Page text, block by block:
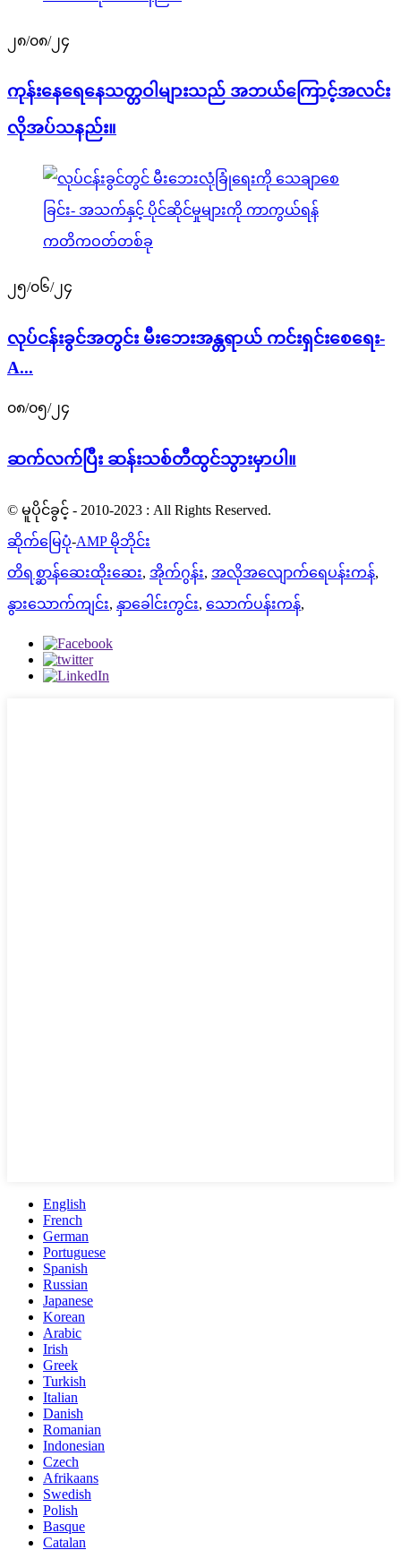
၂၈/၀၈/၂၄
ကုန်းနေရေနေသတ္တဝါများသည် အဘယ်ကြောင့်အလင်း
လိုအပ်သနည်း။
၂၅/၀၆/၂၄
လုပ်ငန်းခွင်အတွင်း မီးဘေးအန္တရာယ် ကင်းရှင်းစေရေး-
A...
၀၈/၀၅/၂၄
ဆက်လက်ပြီး ဆန်းသစ်တီထွင်သွားမှာပါ။
© မူပိုင်ခွင့် - 2010-2023 : All Rights Reserved.
ဆိုက်မြေပုံ-AMP မိုဘိုင်း
တိရစ္ဆာန်ဆေးထိုးဆေး, အိုက်ဂွန်း, အလိုအလျောက်ရေပန်းကန်,
နွားသောက်ကျင်း, နှာခေါင်းကွင်း, သောက်ပန်းကန်,
English
French
German
Portuguese
Spanish
Russian
Japanese
Korean
Arabic
Irish
Greek
Turkish
Italian
Danish
Romanian
Indonesian
Czech
Afrikaans
Swedish
Polish
Basque
Catalan